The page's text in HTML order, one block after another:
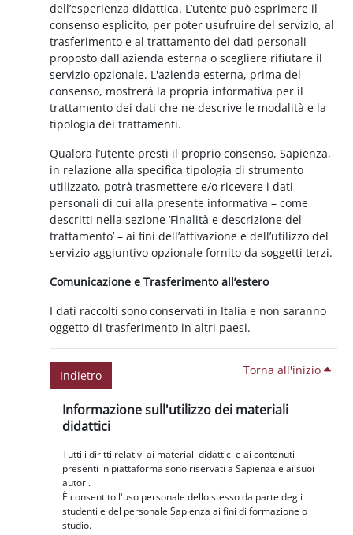
dell’esperienza didattica. L’utente può esprimere il
consenso esplicito, per poter usufruire del servizio, al
trasferimento e al trattamento dei dati personali
proposto dall'azienda esterna o scegliere rifiutare il
servizio opzionale. L'azienda esterna, prima del
consenso, mostrerà la propria informativa per il
trattamento dei dati che ne descrive le modalità e la
tipologia dei trattamenti.
Qualora l’utente presti il proprio consenso, Sapienza,
in relazione alla specifica tipologia di strumento
utilizzato, potrà trasmettere e/o ricevere i dati
personali di cui alla presente informativa – come
descritti nella sezione ‘Finalità e descrizione del
trattamento’ – ai fini dell’attivazione e dell’utilizzo del
servizio aggiuntivo opzionale fornito da soggetti terzi.
Comunicazione e Trasferimento all’estero
I dati raccolti sono conservati in Italia e non saranno
oggetto di trasferimento in altri paesi.
Indietro Torna all'inizio
Blocchi
Informazione sull'utilizzo dei materiali
didattici
Tutti i diritti relativi ai materiali didattici e ai contenuti
presenti in piattaforma sono riservati a Sapienza e ai suoi
autori.
È consentito l'uso personale dello stesso da parte degli
studenti e del personale Sapienza ai fini di formazione o
studio.